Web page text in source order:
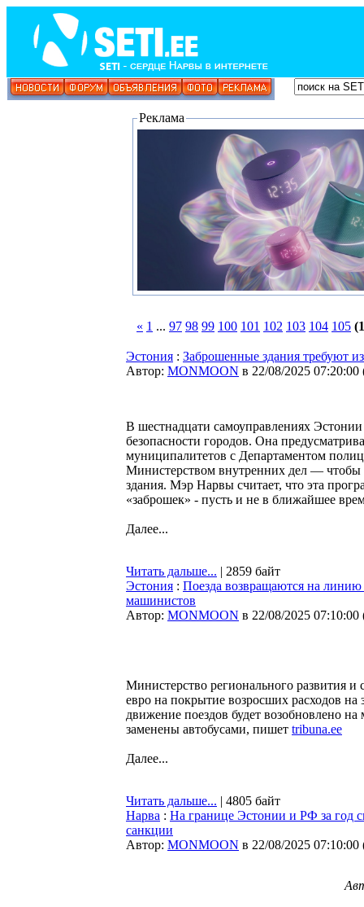
Реклама
« 1 ... 97 98 99 100 101 102 103 104 105
Эстония : Заброшенные здания требуют
Автор: MONMOON в 22/08/2025 07:20:00
В шестнадцати самоуправлениях
безопасности городов. Она
муниципалитетов с Департаментом
Министерством внутренних дел — чтобы
здания. Мэр Нарвы считает, что эта
«заброшек» - пусть и не в ближайшее
Далее...
Читать дальше... | 2859 байт
Эстония : Поезда возвращаются на
машинистов
Автор: MONMOON в 22/08/2025 07:10:00
Министерство регионального развития и
евро на покрытие возросших расходов
движение поездов будет возобновлено
заменены автобусами, пишет tribuna.ee
Далее...
Читать дальше... | 4805 байт
Нарва : На границе Эстонии и РФ за год
санкции
Автор: MONMOON в 22/08/2025 07:10:00